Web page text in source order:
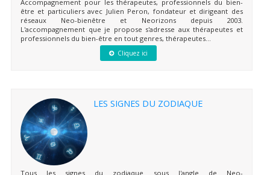
Accompagnement pour les thérapeutes, professionnels du bien-
être et particuliers avec Julien Peron, fondateur et dirigeant des
réseaux Neo-bienêtre et Neorizons depuis 2003.
L'accompagnement que je propose s'adresse aux thérapeutes et
professionnels du bien-être en tout genres, thérapeutes...
Cliquez ici
LES SIGNES DU ZODIAQUE
Tous les signes du zodiaque sous l'angle de Neo-